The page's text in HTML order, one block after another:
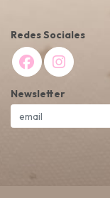
Redes Sociales
Newsletter